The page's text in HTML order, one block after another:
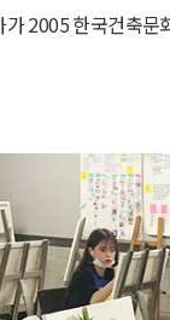
2005 한국건축